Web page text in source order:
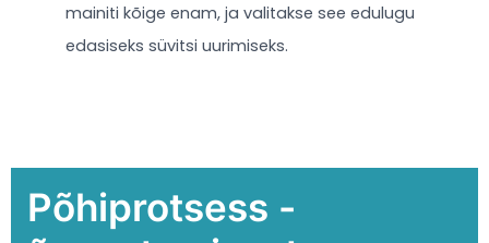
mainiti kõige enam, ja valitakse see edulugu
edasiseks süvitsi uurimiseks.
Põhiprotsess -